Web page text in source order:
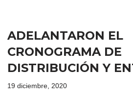
ADELANTARON EL
CRONOGRAMA DE
DISTRIBUCIÓN Y
19 diciembre, 2020